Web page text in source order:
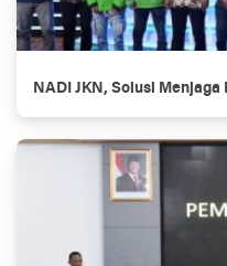
NADI JKN, Solusi